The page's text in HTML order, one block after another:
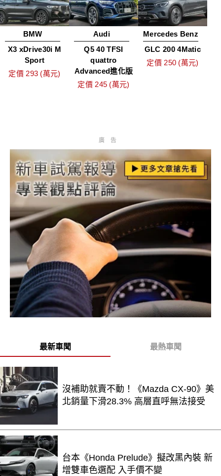
BMW
X3 xDrive30i M
Sport
定價 293 (萬元)
Audi
Q5 40 TFSI
quattro
Advanced進化版
定價 245 (萬元)
Mercedes Benz
GLC 200 4Matic
定價 250 (萬元)
廣告
最新車聞 最熱車聞
沒補助就賣不動！《Mazda CX-90》美
北銷量下滑28.3% 高層直呼無法接受
台本《Honda Prelude》擬改黑內裝 新
增雙車色選配 入手價不變